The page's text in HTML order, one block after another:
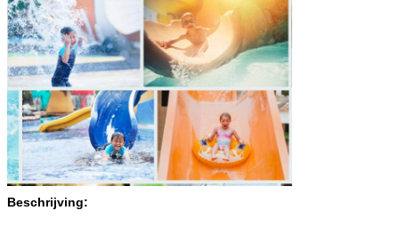
Beschrijving: